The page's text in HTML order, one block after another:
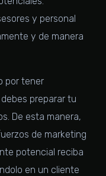
y personal
y de manera
por tener
preparar tu
De esta manera,
de marketing
potencial reciba
en un cliente